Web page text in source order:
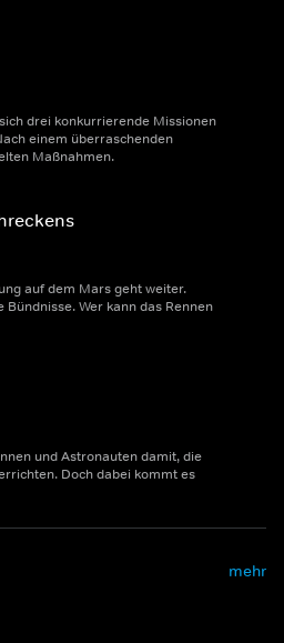
drei konkurrierende Missionen
einem überraschenden
Maßnahmen.
auf dem Mars geht weiter.
Wer kann das Rennen
und Astronauten damit, die
Doch dabei kommt es
mehr